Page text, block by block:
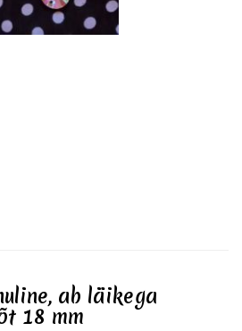
ab läikega
18 mm